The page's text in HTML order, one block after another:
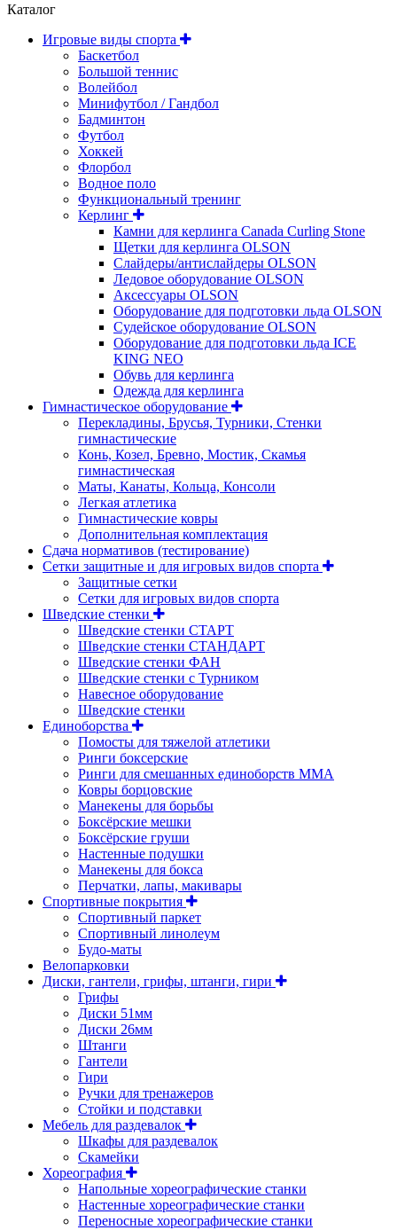
Каталог
Игровые виды спорта
Баскетбол
Большой теннис
Волейбол
Минифутбол / Гандбол
Бадминтон
Футбол
Хоккей
Флорбол
Водное поло
Функциональный тренинг
Керлинг
Камни для керлинга Canada Curling Stone
Щетки для керлинга OLSON
Слайдеры/антислайдеры OLSON
Ледовое оборудование OLSON
Аксессуары OLSON
Оборудование для подготовки льда OLSON
Судейское оборудование OLSON
Оборудование для подготовки льда ICE
KING NEO
Обувь для керлинга
Одежда для керлинга
Гимнастическое оборудование
Перекладины, Брусья, Турники, Стенки
гимнастические
Конь, Козел, Бревно, Мостик, Скамья
гимнастическая
Маты, Канаты, Кольца, Консоли
Легкая атлетика
Гимнастические ковры
Дополнительная комплектация
Сдача нормативов (тестирование)
Сетки защитные и для игровых видов спорта
Защитные сетки
Сетки для игровых видов спорта
Шведские стенки
Шведские стенки СТАРТ
Шведские стенки СТАНДАРТ
Шведские стенки ФАН
Шведские стенки с Турником
Навесное оборудование
Шведские стенки
Единоборства
Помосты для тяжелой атлетики
Ринги боксерские
Ринги для смешанных единоборств ММА
Ковры борцовские
Манекены для борьбы
Боксёрские мешки
Боксёрские груши
Настенные подушки
Манекены для бокса
Перчатки, лапы, макивары
Спортивные покрытия
Спортивный паркет
Спортивный линолеум
Будо-маты
Велопарковки
Диски, гантели, грифы, штанги, гири
Грифы
Диски 51мм
Диски 26мм
Штанги
Гантели
Гири
Ручки для тренажеров
Стойки и подставки
Мебель для раздевалок
Шкафы для раздевалок
Скамейки
Хореография
Напольные хореографические станки
Настенные хореографические станки
Переносные хореографические станки